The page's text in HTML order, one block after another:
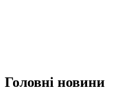
Головні новини